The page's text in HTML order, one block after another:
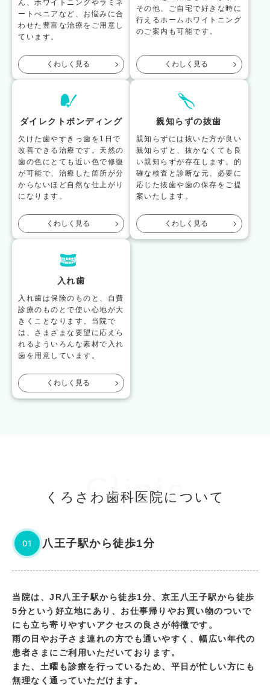
ん、ホワイトニングやラミネ
ートべニアなど、お悩みに合
わせた豊富な治療をご用意し
ています。
くわしく見る
その他、ご自宅で好きな時に
行えるホームホワイトニング
のご案内も可能です。
くわしく見る
ダイレクトボンディング
欠けた歯やすきっ歯を1日で
改善できる治療です。天然の
歯の色にとても近い色で修復
が可能で、治療した箇所が分
からないほど自然な仕上がり
になります。
くわしく見る
親知らずの抜歯
親知らずには抜いた方が良い
親知らずと、抜かなくても良
い親知らずが存在します。的
確な検査と診断な元、必要に
応じた抜歯や歯の保存をご提
案いたします。
くわしく見る
入れ歯
入れ歯は保険のものと、自費
診療のものとで使い心地が大
きくことなります。当院で
は、さまざまな要望に応えら
れるよういろんな素材で入れ
歯を用意しています。
くわしく見る
Clinic
くろさわ歯科医院について
01 八王子駅から徒歩1分
当院は、JR八王子駅から徒歩1分、京王八王子駅から徒歩
5分という好立地にあり、お仕事帰りやお買い物のついで
にも立ち寄りやすいアクセスの良さが特徴です。
雨の日やお子さま連れの方でも通いやすく、幅広い年代の
患者さまにご利用いただいております。
また、土曜も診療を行っているため、平日が忙しい方にも
無理なく通っていただけます。